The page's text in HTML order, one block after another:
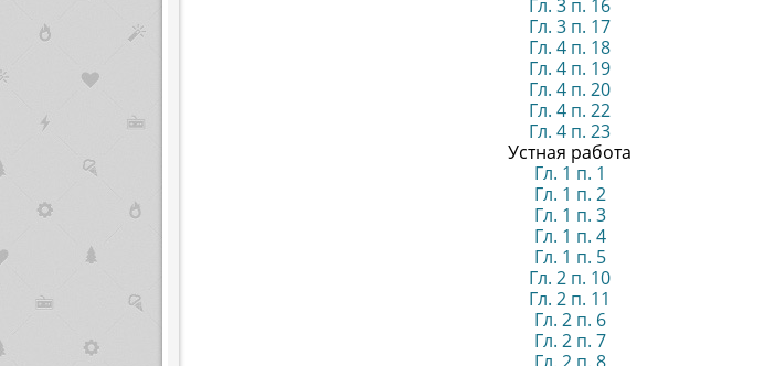
Гл. 3 п. 16
Гл. 3 п. 17
Гл. 4 п. 18
Гл. 4 п. 19
Гл. 4 п. 20
Гл. 4 п. 22
Гл. 4 п. 23
Устная работа
Гл. 1 п. 1
Гл. 1 п. 2
Гл. 1 п. 3
Гл. 1 п. 4
Гл. 1 п. 5
Гл. 2 п. 10
Гл. 2 п. 11
Гл. 2 п. 6
Гл. 2 п. 7